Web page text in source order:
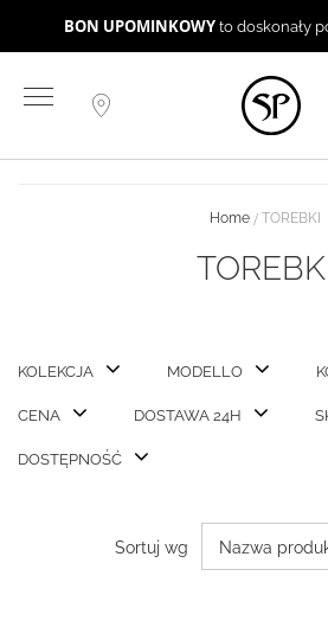
BON UPOMINKOWY to doskonały
do
treści
Home TOREBKI
KOLEKCJA MODELLO
CENA DOSTAWA 24H
DOSTĘPNOŚĆ
Sortuj wg